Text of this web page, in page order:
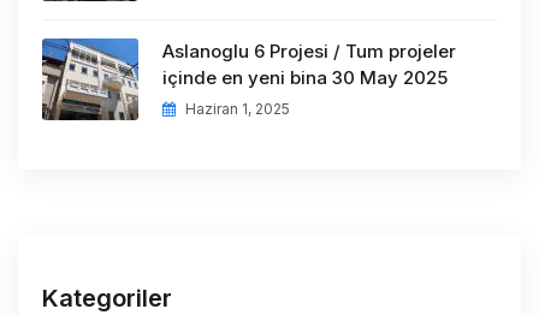
Aslanoglu 6 Projesi / Tum projeler
içinde en yeni bina 30 May 2025
Haziran 1, 2025
Kategoriler